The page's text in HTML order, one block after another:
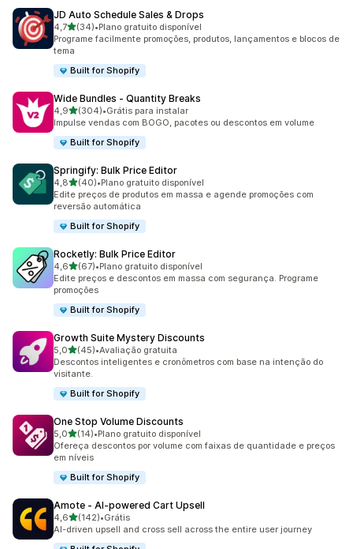
JD Auto Schedule Sales & Drops
4,7de 5 estrelas
(34)
34 avaliações ao todo
•Plano gratuito disponível
Programe facilmente promoções, produtos, lançamentos e blocos de
tema
Built for Shopify
Wide Bundles ‑ Quantity Breaks
4,9de 5 estrelas
(304)
304 avaliações ao todo
•Grátis para instalar
Impulse vendas com BOGO, pacotes ou descontos em volume
Built for Shopify
Springify: Bulk Price Editor
4,8de 5 estrelas
(40)
40 avaliações ao todo
•Plano gratuito disponível
Edite preços de produtos em massa e agende promoções com
reversão automática
Built for Shopify
Rocketly: Bulk Price Editor
4,6de 5 estrelas
(67)
67 avaliações ao todo
•Plano gratuito disponível
Edite preços e descontos em massa com segurança. Programe
promoções
Built for Shopify
Growth Suite Mystery Discounts
5,0de 5 estrelas
(45)
45 avaliações ao todo
•Avaliação gratuita
Descontos inteligentes e cronômetros com base na intenção do
visitante.
Built for Shopify
One Stop Volume Discounts
5,0de 5 estrelas
(14)
14 avaliações ao todo
•Plano gratuito disponível
Ofereça descontos por volume com faixas de quantidade e preços
em níveis
Built for Shopify
Amote ‑ AI‑powered Cart Upsell
4,6de 5 estrelas
(142)
142 avaliações ao todo
•Grátis
AI-driven upsell and cross sell across the entire user journey